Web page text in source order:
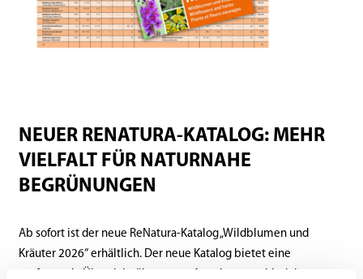
NEUER RENATURA-KATALOG: MEHR
VIELFALT FÜR NATURNAHE
BEGRÜNUNGEN
Ab sofort ist der neue ReNatura-Katalog „Wildblumen und
Kräuter 2026“ erhältlich. Der neue Katalog bietet eine